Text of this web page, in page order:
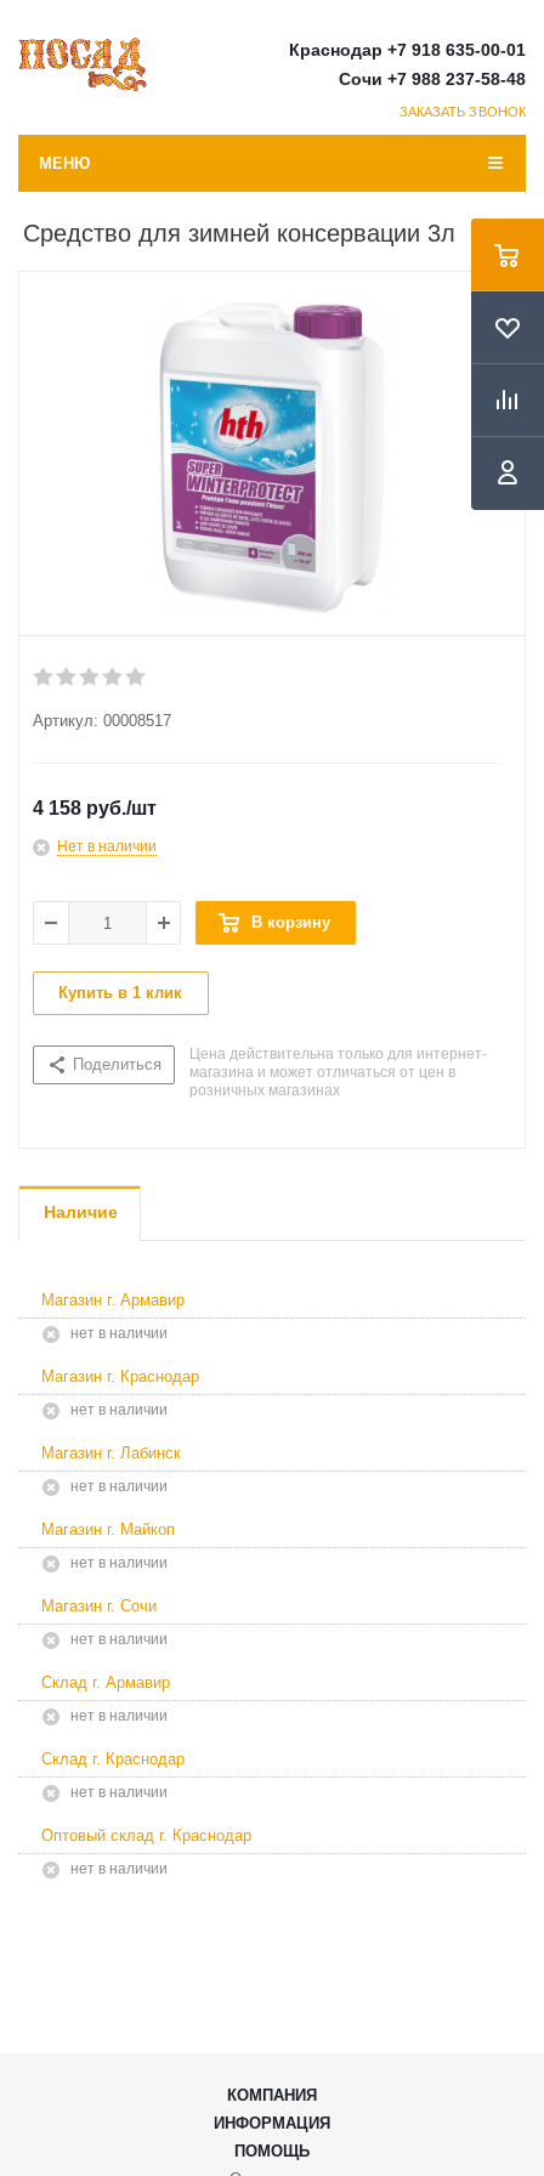
Краснодар +7 918 635-00-01
Сочи +7 988 237-58-48
ЗАКАЗАТЬ ЗВОНОК
МЕНЮ
Средство для зимней консервации 3л
Артикул: 00008517
4 158 руб./шт
Нет в наличии
В корзину
Купить в 1 клик
Поделиться
Цена действительна только для интернет-
магазина и может отличаться от цен в
розничных магазинах
Наличие
Магазин г. Армавир
Нет в наличии
Магазин г. Краснодар
Нет в наличии
Магазин г. Лабинск
Нет в наличии
Магазин г. Майкоп
Нет в наличии
Магазин г. Сочи
Нет в наличии
Склад г. Армавир
Нет в наличии
Склад г. Краснодар
Нет в наличии
Оптовый склад г. Краснодар
Нет в наличии
КОМПАНИЯ
ИНФОРМАЦИЯ
ПОМОЩЬ